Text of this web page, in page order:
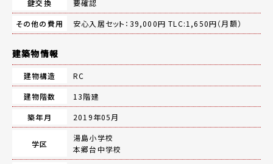
鍵交換
要確認
その他の費用
安心入居セット：39,000円 TLC:1,650円（月額）
建築物情報
建物構造
RC
建物階数
13階建
築年月
2019年05月
学区
湯島小学校
本郷台中学校